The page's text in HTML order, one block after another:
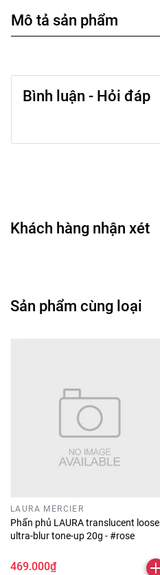
Mô tả sản phẩm
Bình luận - Hỏi đáp
Khách hàng nhận xét
Sản phẩm cùng loại
LAURA MERCIER
Phấn phủ LAURA translucent loose
ultra-blur tone-up 20g - #rose
469.000₫